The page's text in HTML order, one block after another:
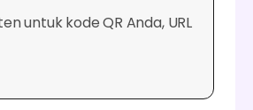
untuk kode QR Anda, URL